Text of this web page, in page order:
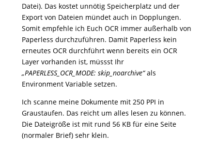
Datei). Das kostet unnötig Speicherplatz und der
Export von Dateien mündet auch in Dopplungen.
Somit empfehle ich Euch OCR immer außerhalb von
Paperless durchzuführen. Damit Paperless kein
erneutes OCR durchführt wenn bereits ein OCR
Layer vorhanden ist, müssst Ihr
„PAPERLESS_OCR_MODE: skip_noarchive“als
Environment Variable setzen.
Ich scanne meine Dokumente mit 250 PPI in
Graustaufen. Das reicht um alles lesen zu können.
Die Dateigröße ist mit rund 56 KB für eine Seite
(normaler Brief) sehr klein.